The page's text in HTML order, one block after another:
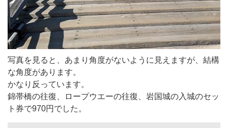
写真を見ると、あまり角度がないように見えますが、結構
な角度があります。
かなり反っています。
錦帯橋の往復、ロープウエーの往復、岩国城の入城のセッ
ト券で970円でした。